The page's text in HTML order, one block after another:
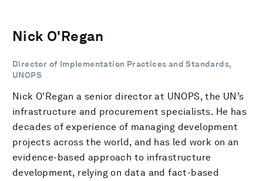
Nick O'Regan
Director of Implementation Practices and Standards,
UNOPS
Nick O'Regan a senior director at UNOPS, the UN’s
infrastructure and procurement specialists. He has
decades of experience of managing development
projects across the world, and has led work on an
evidence-based approach to infrastructure
development, relying on data and fact-based